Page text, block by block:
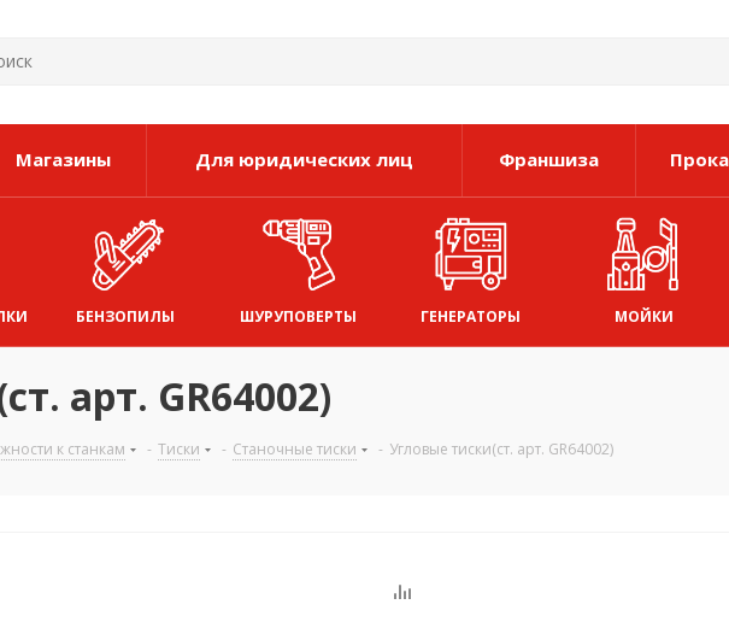
Магазины Для юридических лиц Франшиза
БЕНЗОПИЛЫ ШУРУПОВЕРТЫ ГЕНЕРАТОРЫ МОЙКИ
арт. GR64002)
к станкам - Тиски - Станочные тиски - Угловые тиски(ст. арт. GR64002)